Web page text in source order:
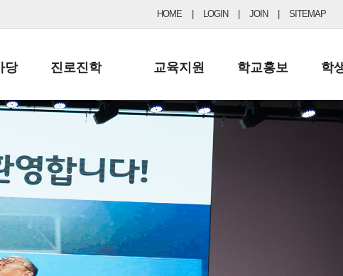
HOME LOGIN JOIN SITEMAP
당
정
아리
지
진로진학
공지사항 및 입시자료
드림레터
교육지원
행정실
학교운영위원회
학교건축기금
학교홍보
보도자료
학